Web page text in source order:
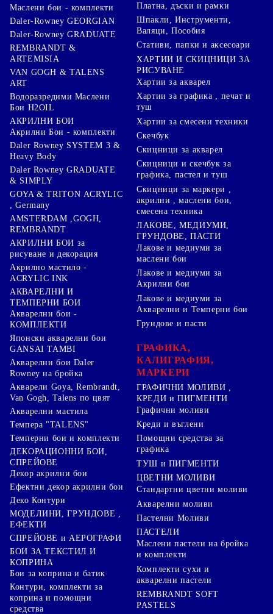
Маслени бои - комплекти
Daler-Rowney GEORGIAN
Daler-Rowney GRADUATE
REMBRANDT &
ARTEMISIA
VAN GOGH & TALENS
ART
Водоразредими Маслени
Бои H2OIL
АКРИЛНИ БОИ
Акрилни Бои - комплекти
Daler Rowney SYSTEM 3 &
Heavy Body
Daler Rowney GRADUATE
& SIMPLY
GOYA & TRITON АCRYLIC
, Germany
AMSTERDAM ,GOGH,
REMBRANDT
АКРИЛНИ БОИ за
рисуване и декорация
Акрилно мастило -
ACRYLIC INK
АКВАРЕЛНИ И
ТЕМПЕРНИ БОИ
Акварелни бои -
КОМПЛЕКТИ
Японски акварелни бои
GANSAI TAMBI
Акварелни бои Daler
Rowney на бройка
Акварели Goya, Rembrandt,
Van Gogh, Talens по цвят
Акварелни мастила
Темпера "TALENS"
Темперни бои и комплекти
ДЕКОРАЦИОННИ БОИ,
СПРЕЙОВЕ
Декор акрилни бои
Ефектни декор акрилни бои
Деко Контури
МОДЕЛИНИ, ГРУНДОВЕ ,
ЕФЕКТИ
СПРЕЙОВЕ и АЕРОГРАФИ
БОИ ЗА ТЕКСТИЛ И
КОПРИНА
Бои за коприна и батик
Контури, комплекти за
коприна и помощни
средства
Платна, дъски и рамки
Шпакли, Инструменти,
Валяци, Пособия
Стативи, папки и аксесоари
ХАРТИИ И СКИЦНИЦИ ЗА
РИСУВАНЕ
Хартии за акварел
Хартии за графика , печат и
туш
Хартии за смесени техники
Скечбук
Скицници за акварел
Скицници и скечбук за
графика, пастел и туш
Скицници за маркери ,
акрилни , маслени бои,
смесена техника
ЛАКОВЕ, МЕДИУМИ,
ГРУНДОВЕ, ПАСТИ
Лакове и медиуми за
маслени бои
Лакове и медиуми за
Акрилни бои
Лакове и медиуми за
Акварелни и Темперни бои
Грундове и пасти
ГРАФИКА,
КАЛИГРАФИЯ,
МАРКЕРИ
ГРАФИЧНИ МОЛИВИ ,
КРЕДИ и ПИГМЕНТИ
Графични моливи
Креди и въглени
Помощни средства за
графика
ТУШ и ПИГМЕНТИ
ЦВЕТНИ МОЛИВИ
Стандартни цветни моливи
Акварелни моливи
Пастелни Моливи
ПАСТЕЛИ
Маслени пастели на бройка
и комплекти
Комплекти сухи и
акварелни пастели
REMBRANDT SOFT
PASTELS